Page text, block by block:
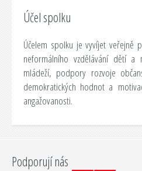
Účel spolku
Účelem spolku je vyvíjet veřejně
neformálního vzdělávání dětí
mládeží, podpory rozvoje
demokratických hodnot a
angažovanosti.
Podporují nás